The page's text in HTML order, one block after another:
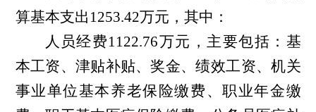
算基本支出1253.42万元，其中：
人员经费1122.76万元，主要包括：基
本工资、津贴补贴、奖金、绩效工资、机关
事业单位基本养老保险缴费、职业年金缴